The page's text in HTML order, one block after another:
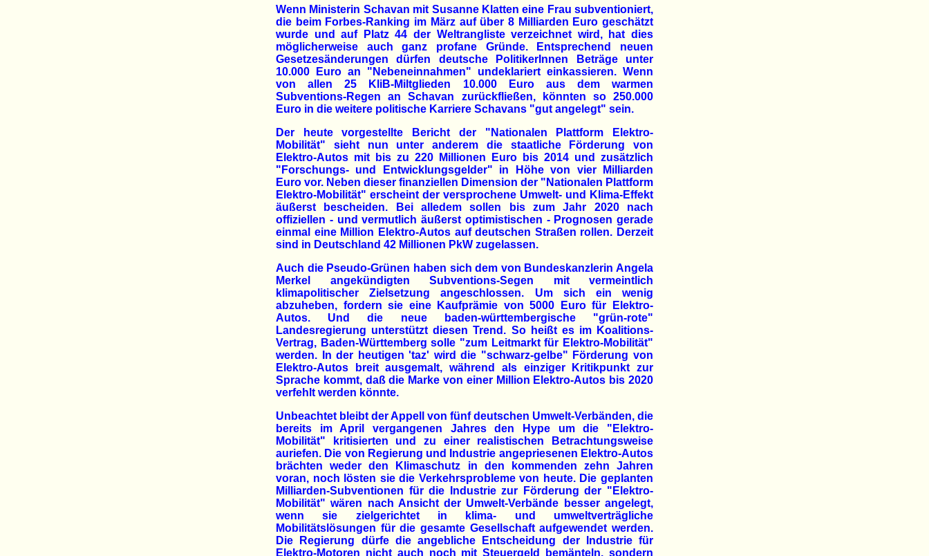
Wenn Ministerin Schavan mit Susanne Klatten eine Frau subventioniert,
die beim Forbes-Ranking im März auf über 8 Milliarden Euro geschätzt
wurde und auf Platz 44 der Weltrangliste verzeichnet wird, hat dies
möglicherweise auch ganz profane Gründe. Entsprechend neuen
Gesetzesänderungen dürfen deutsche PolitikerInnen Beträge unter
10.000 Euro an "Nebeneinnahmen" undeklariert einkassieren. Wenn
von allen 25 KliB-Miltglieden 10.000 Euro aus dem warmen
Subventions-Regen an Schavan zurückfließen, könnten so 250.000
Euro in die weitere politische Karriere Schavans "gut angelegt" sein.
Der heute vorgestellte Bericht der "Nationalen Plattform Elektro-
Mobilität" sieht nun unter anderem die staatliche Förderung von
Elektro-Autos mit bis zu 220 Millionen Euro bis 2014 und zusätzlich
"Forschungs- und Entwicklungsgelder" in Höhe von vier Milliarden
Euro vor. Neben dieser finanziellen Dimension der "Nationalen Plattform
Elektro-Mobilität" erscheint der versprochene Umwelt- und Klima-Effekt
äußerst bescheiden. Bei alledem sollen bis zum Jahr 2020 nach
offiziellen - und vermutlich äußerst optimistischen - Prognosen gerade
einmal eine Million Elektro-Autos auf deutschen Straßen rollen. Derzeit
sind in Deutschland 42 Millionen PkW zugelassen.
Auch die Pseudo-Grünen haben sich dem von Bundeskanzlerin Angela
Merkel angekündigten Subventions-Segen mit vermeintlich
klimapolitischer Zielsetzung angeschlossen. Um sich ein wenig
abzuheben, fordern sie eine Kaufprämie von 5000 Euro für Elektro-
Autos. Und die neue baden-württembergische "grün-rote"
Landesregierung unterstützt diesen Trend. So heißt es im Koalitions-
Vertrag, Baden-Württemberg solle "zum Leitmarkt für Elektro-Mobilität"
werden. In der heutigen 'taz' wird die "schwarz-gelbe" Förderung von
Elektro-Autos breit ausgemalt, während als einziger Kritikpunkt zur
Sprache kommt, daß die Marke von einer Million Elektro-Autos bis 2020
verfehlt werden könnte.
Unbeachtet bleibt der Appell von fünf deutschen Umwelt-Verbänden, die
bereits im April vergangenen Jahres den Hype um die "Elektro-
Mobilität" kritisierten und zu einer realistischen Betrachtungsweise
auriefen. Die von Regierung und Industrie angepriesenen Elektro-Autos
brächten weder den Klimaschutz in den kommenden zehn Jahren
voran, noch lösten sie die Verkehrsprobleme von heute. Die geplanten
Milliarden-Subventionen für die Industrie zur Förderung der "Elektro-
Mobilität" wären nach Ansicht der Umwelt-Verbände besser angelegt,
wenn sie zielgerichtet in klima- und umweltverträgliche
Mobilitätslösungen für die gesamte Gesellschaft aufgewendet werden.
Die Regierung dürfe die angebliche Entscheidung der Industrie für
Elektro-Motoren nicht auch noch mit Steuergeld bemänteln, sondern